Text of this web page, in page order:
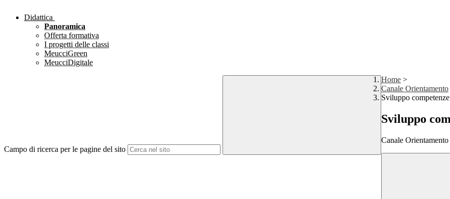
Didattica
Panoramica
Offerta formativa
I progetti delle classi
MeucciGreen
MeucciDigitale
Campo di ricerca per le pagine del sito
Home >
Canale Orientamento
Sviluppo competenze
Sviluppo
Canale Orientamento